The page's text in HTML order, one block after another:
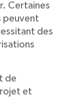
Certaines
peuvent
des
de
et